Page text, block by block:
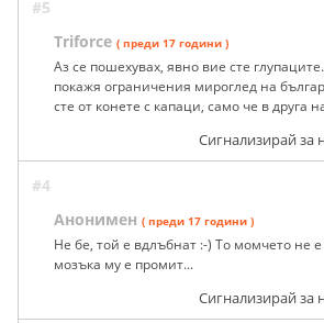
#5
Triforce ( преди 17 години )
Аз се пошехувах, явно вие сте
покажя ограничения мироглед на
сте от конете с капаци, само че в друга
Сигнализирай за
#4
Анонимен ( преди 17 години )
Не бе, той е вдлъбнат :-) То момчето не
мозъка му е промит...
Сигнализирай за